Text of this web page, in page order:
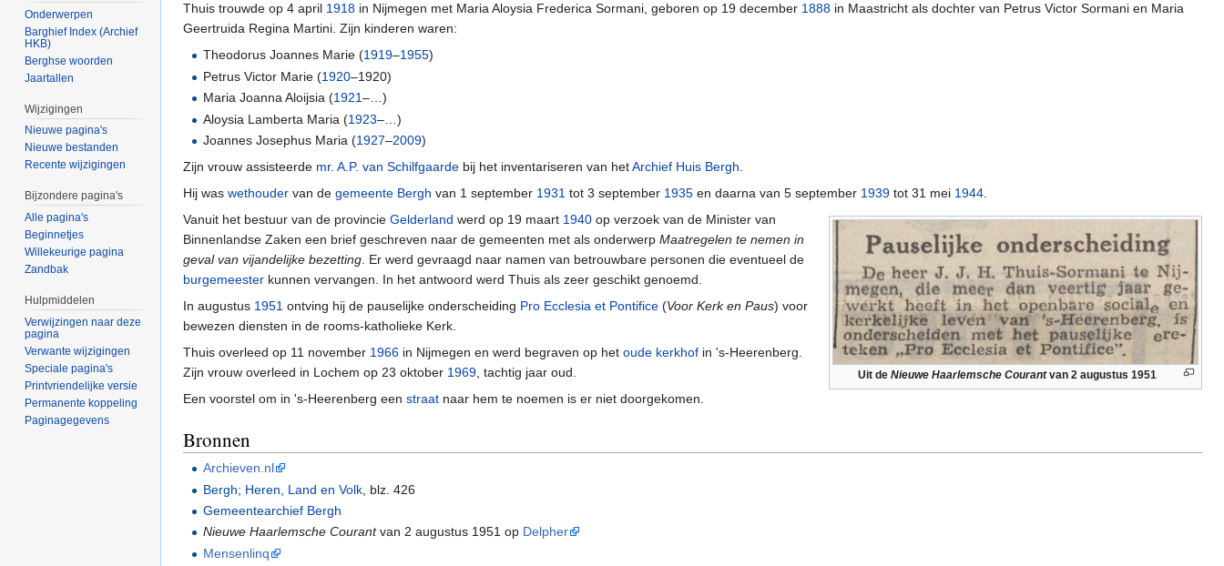
Thuis trouwde op 4 april 1918 in Nijmegen met Maria Aloysia Frederica Sormani, geboren op 19 december 1888 in Maastricht als dochter van Petrus Victor Sormani en Maria
Geertruida Regina Martini. Zijn kinderen waren:
Theodorus Joannes Marie (1919–1955)
Petrus Victor Marie (1920–1920)
Maria Joanna Aloijsia (1921–…)
Aloysia Lamberta Maria (1923–…)
Joannes Josephus Maria (1927–2009)
Zijn vrouw assisteerde mr. A.P. van Schilfgaarde bij het inventariseren van hetArchief Huis Bergh
Hij was wethouder van de gemeente Bergh van 1 september 1931 tot 3 september 1935 en daarna van 5 september 1939 tot 31 mei 1944
Uit de Nieuwe Haarlemsche Courantvan 2 augustus 1951
Vanuit het bestuur van de provincie Gelderland werd op 19 maart 1940 op verzoek van de Minister van
Binnenlandse Zaken een brief geschreven naar de gemeenten met als onderwerp Maatregelen te nemen in
geval van vijandelijke bezetting . Er werd gevraagd naar namen van betrouwbare personen die eventueel de
burgemeester kunnen vervangen. In het antwoord werd Thuis als zeer geschikt genoemd.
In augustus 1951 ontving hij de pauselijke onderscheiding Pro Ecclesia et Pontifice (Voor Kerk en Paus) voor
bewezen diensten in de rooms-katholieke Kerk.
Thuis overleed op 11 november 1966 in Nijmegen en werd begraven op het oude kerkhof in 's-Heerenberg.
Zijn vrouw overleed in Lochem op 23 oktober 1969 , tachtig jaar oud.
Een voorstel om in 's-Heerenberg een straat naar hem te noemen is er niet doorgekomen.
Bronnen
Archieven.nl
Bergh; Heren, Land en Volk , blz. 426
Gemeentearchief Bergh
Nieuwe Haarlemsche Courantvan 2 augustus 1951 op Delpher
Mensenlinq
Onderwerpen
Barghief Index (Archief
HKB)
Berghse woorden
Jaartallen
Wijzigingen
Nieuwe pagina's
Nieuwe bestanden
Recente wijzigingen
Bijzondere pagina's
Alle pagina's
Beginnetjes
Willekeurige pagina
Zandbak
Hulpmiddelen
Verwijzingen naar deze
pagina
Verwante wijzigingen
Speciale pagina's
Printvriendelijke versie
Permanente koppeling
Paginagegevens